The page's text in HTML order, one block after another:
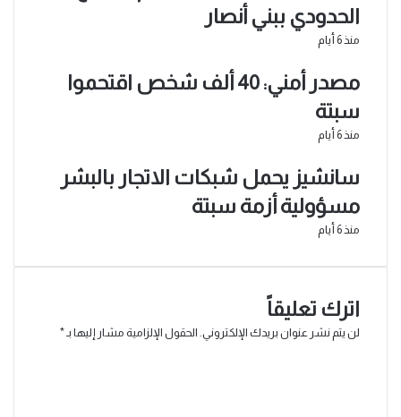
الحدودي ببني أنصار
منذ 6 أيام
مصدر أمني: 40 ألف شخص اقتحموا
سبتة
منذ 6 أيام
سانشيز يحمل شبكات الاتجار بالبشر
مسؤولية أزمة سبتة
منذ 6 أيام
اترك تعليقاً
لن يتم نشر عنوان بريدك الإلكتروني. الحقول الإلزامية مشار إليها بـ*